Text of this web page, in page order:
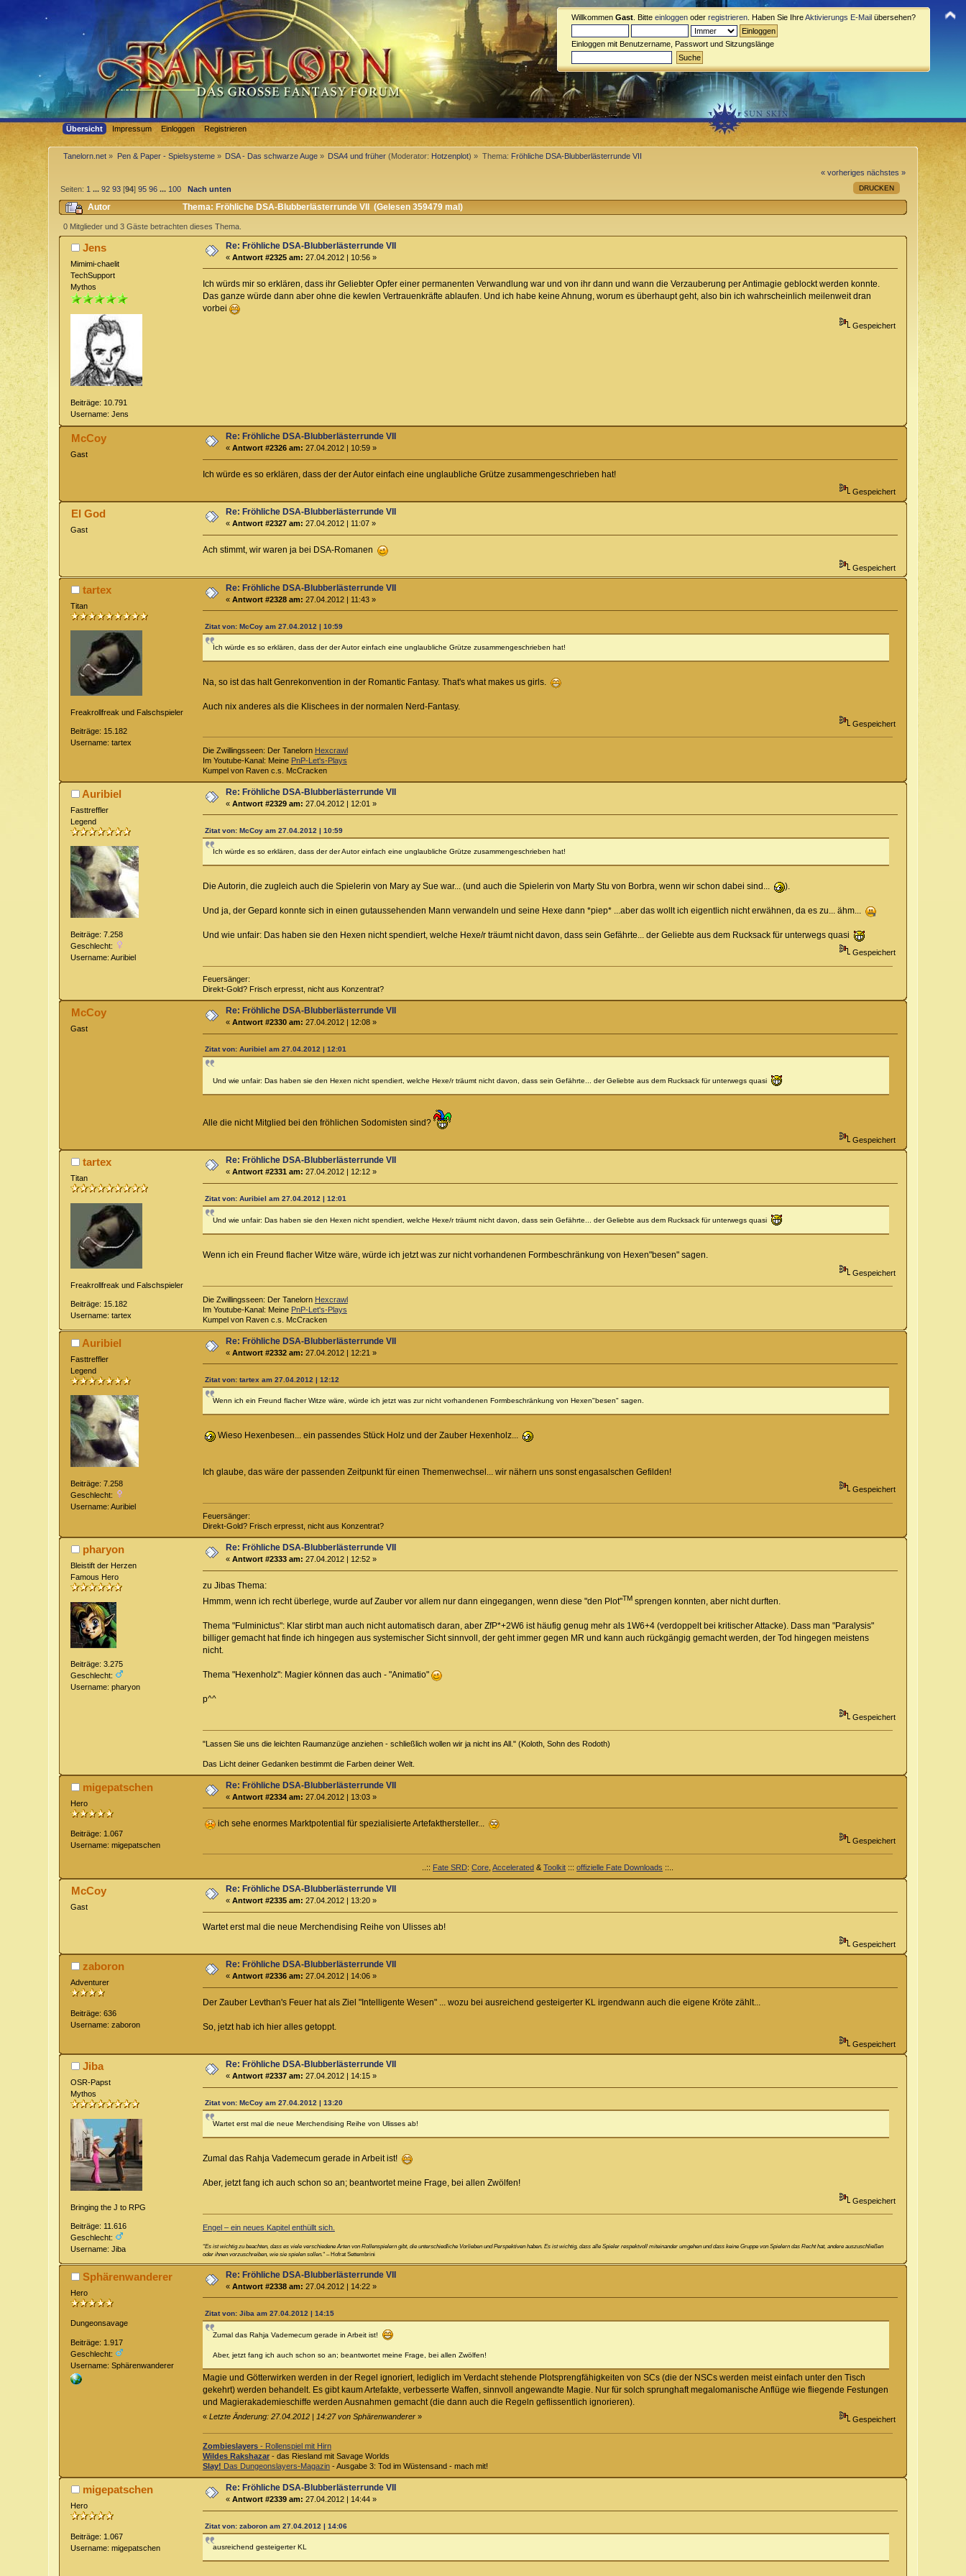
Willkommen Gast . Bitte einloggen oder registrieren . Haben Sie IhreAktivierungs E-Mail übersehen?
Einloggen mit Benutzername, Passwort und Sitzungslänge
Übersicht Impressum Einloggen Registrieren
Tanelorn.net » Pen & Paper - Spielsysteme» DSA - Das schwarze Auge » DSA4 und früher (Moderator: Hotzenplot) » Thema: Fröhliche DSA-Blubberlästerrunde VII
« vorheriges nächstes »
DRUCKEN
Seiten: 1 ...92 93 [94]95 96 ... 100 Nach unten
Autor Thema: Fröhliche DSA-Blubberlästerrunde VII (Gelesen 359479 mal)
0 Mitglieder und 3 Gäste betrachten dieses Thema.
Jens
Mimimi-chaelit
TechSupport
Mythos
Beiträge: 10.791
Username: Jens
Re: Fröhliche DSA-Blubberlästerrunde VII
«Antwort #2325 am: 27.04.2012 | 10:56 »
Ich würds mir so erklären, dass ihr Geliebter Opfer einer permanenten Verwandlung war und von ihr dann und wann die Verzauberung per Antimagie geblockt werden konnte.
Das ganze würde dann aber ohne die kewlen Vertrauenkräfte ablaufen. Und ich habe keine Ahnung, worum es überhaupt geht, also bin ich wahrscheinlich meilenweit dran
vorbei
Gespeichert
McCoy
Gast
Re: Fröhliche DSA-Blubberlästerrunde VII
«Antwort #2326 am: 27.04.2012 | 10:59 »
Ich würde es so erklären, dass der der Autor einfach eine unglaubliche Grütze zusammengeschrieben hat!
Gespeichert
El God
Gast
Re: Fröhliche DSA-Blubberlästerrunde VII
«Antwort #2327 am: 27.04.2012 | 11:07 »
Ach stimmt, wir waren ja bei DSA-Romanen
Gespeichert
tartex
Titan
Freakrollfreak und Falschspieler
Beiträge: 15.182
Username: tartex
Re: Fröhliche DSA-Blubberlästerrunde VII
«Antwort #2328 am: 27.04.2012 | 11:43 »
Zitat von: McCoy am 27.04.2012 | 10:59
Ich würde es so erklären, dass der der Autor einfach eine unglaubliche Grütze zusammengeschrieben hat!
Na, so ist das halt Genrekonvention in der Romantic Fantasy. That's what makes us girls.
Auch nix anderes als die Klischees in der normalen Nerd-Fantasy.
Gespeichert
Die Zwillingsseen: Der Tanelorn Hexcrawl
Im Youtube-Kanal: Meine PnP-Let's-Plays
Kumpel von Raven c.s. McCracken
Auribiel
Fasttreffler
Legend
Beiträge: 7.258
Geschlecht:
Username: Auribiel
Re: Fröhliche DSA-Blubberlästerrunde VII
«Antwort #2329 am: 27.04.2012 | 12:01 »
Zitat von: McCoy am 27.04.2012 | 10:59
Ich würde es so erklären, dass der der Autor einfach eine unglaubliche Grütze zusammengeschrieben hat!
Die Autorin, die zugleich auch die Spielerin von Mary ay Sue war... (und auch die Spielerin von Marty Stu von Borbra, wenn wir schon dabei sind... ).
Und ja, der Gepard konnte sich in einen gutaussehenden Mann verwandeln und seine Hexe dann *piep* ...aber das wollt ich eigentlich nicht erwähnen, da es zu... ähm...
Und wie unfair: Das haben sie den Hexen nicht spendiert, welche Hexe/r träumt nicht davon, dass sein Gefährte... der Geliebte aus dem Rucksack für unterwegs quasi
Gespeichert
Feuersänger:
Direkt-Gold? Frisch erpresst, nicht aus Konzentrat?
McCoy
Gast
Re: Fröhliche DSA-Blubberlästerrunde VII
«Antwort #2330 am: 27.04.2012 | 12:08 »
Zitat von: Auribiel am 27.04.2012 | 12:01
Und wie unfair: Das haben sie den Hexen nicht spendiert, welche Hexe/r träumt nicht davon, dass sein Gefährte... der Geliebte aus dem Rucksack für unterwegs quasi
Alle die nicht Mitglied bei den fröhlichen Sodomisten sind?
Gespeichert
tartex
Titan
Freakrollfreak und Falschspieler
Beiträge: 15.182
Username: tartex
Re: Fröhliche DSA-Blubberlästerrunde VII
«Antwort #2331 am: 27.04.2012 | 12:12 »
Zitat von: Auribiel am 27.04.2012 | 12:01
Und wie unfair: Das haben sie den Hexen nicht spendiert, welche Hexe/r träumt nicht davon, dass sein Gefährte... der Geliebte aus dem Rucksack für unterwegs quasi
Wenn ich ein Freund flacher Witze wäre, würde ich jetzt was zur nicht vorhandenen Formbeschränkung von Hexen"besen" sagen.
Gespeichert
Die Zwillingsseen: Der Tanelorn Hexcrawl
Im Youtube-Kanal: Meine PnP-Let's-Plays
Kumpel von Raven c.s. McCracken
Auribiel
Fasttreffler
Legend
Beiträge: 7.258
Geschlecht:
Username: Auribiel
Re: Fröhliche DSA-Blubberlästerrunde VII
«Antwort #2332 am: 27.04.2012 | 12:21 »
Zitat von: tartex am 27.04.2012 | 12:12
Wenn ich ein Freund flacher Witze wäre, würde ich jetzt was zur nicht vorhandenen Formbeschränkung von Hexen"besen" sagen.
Wieso Hexenbesen... ein passendes Stück Holz und der Zauber Hexenholz...
Ich glaube, das wäre der passenden Zeitpunkt für einen Themenwechsel... wir nähern uns sonst engasalschen Gefilden!
Gespeichert
Feuersänger:
Direkt-Gold? Frisch erpresst, nicht aus Konzentrat?
pharyon
Bleistift der Herzen
Famous Hero
Beiträge: 3.275
Geschlecht:
Username: pharyon
Re: Fröhliche DSA-Blubberlästerrunde VII
«Antwort #2333 am: 27.04.2012 | 12:52 »
zu Jibas Thema:
Hmmm, wenn ich recht überlege, wurde auf Zauber vor allem nur dann eingegangen, wenn diese "den Plot"TMsprengen konnten, aber nicht durften.
Thema "Fulminictus": Klar stirbt man auch nicht automatisch daran, aber ZfP*+2W6 ist häufig genug mehr als 1W6+4 (verdoppelt bei kritischer Attacke). Dass man "Paralysis"
billiger gemacht hat finde ich hingegen aus systemischer Sicht sinnvoll, der geht immer gegen MR und kann auch rückgängig gemacht werden, der Tod hingegen meistens
nicht.
Thema "Hexenholz": Magier können das auch - "Animatio"
p^^
Gespeichert
"Lassen Sie uns die leichten Raumanzüge anziehen - schließlich wollen wir ja nicht ins All." (Koloth, Sohn des Rodoth)
Das Licht deiner Gedanken bestimmt die Farben deiner Welt.
migepatschen
Hero
Beiträge: 1.067
Username: migepatschen
Re: Fröhliche DSA-Blubberlästerrunde VII
«Antwort #2334 am: 27.04.2012 | 13:03 »
ich sehe enormes Marktpotential für spezialisierte Artefakthersteller...
Gespeichert
..:: Fate SRD:Core ,Accelerated &Toolkit :::offizielle Fate Downloads ::..
McCoy
Gast
Re: Fröhliche DSA-Blubberlästerrunde VII
«Antwort #2335 am: 27.04.2012 | 13:20 »
Wartet erst mal die neue Merchendising Reihe von Ulisses ab!
Gespeichert
zaboron
Adventurer
Beiträge: 636
Username: zaboron
Re: Fröhliche DSA-Blubberlästerrunde VII
«Antwort #2336 am: 27.04.2012 | 14:06 »
Der Zauber Levthan's Feuer hat als Ziel "Intelligente Wesen" ... wozu bei ausreichend gesteigerter KL irgendwann auch die eigene Kröte zählt...
So, jetzt hab ich hier alles getoppt.
Gespeichert
Jiba
OSR-Papst
Mythos
Bringing the J to RPG
Beiträge: 11.616
Geschlecht:
Username: Jiba
Re: Fröhliche DSA-Blubberlästerrunde VII
«Antwort #2337 am: 27.04.2012 | 14:15 »
Zitat von: McCoy am 27.04.2012 | 13:20
Wartet erst mal die neue Merchendising Reihe von Ulisses ab!
Zumal das Rahja Vademecum gerade in Arbeit ist!
Aber, jetzt fang ich auch schon so an; beantwortet meine Frage, bei allen Zwölfen!
Gespeichert
Engel – ein neues Kapitel enthüllt sich.
“Es ist wichtig zu beachten, dass es viele verschiedene Arten von Rollenspielern gibt, die unterschiedliche Vorlieben und Perspektiven haben. Es ist wichtig, dass alle Spieler respektvoll miteinander umgehen und dass keine Gruppe von Spielern das Recht hat, andere auszuschließen
oder ihnen vorzuschreiben, wie sie spielen sollen.“– Hofrat Settembrini
Sphärenwanderer
Hero
Dungeonsavage
Beiträge: 1.917
Geschlecht:
Username: Sphärenwanderer
Re: Fröhliche DSA-Blubberlästerrunde VII
«Antwort #2338 am: 27.04.2012 | 14:22 »
Zitat von: Jiba am 27.04.2012 | 14:15
Zumal das Rahja Vademecum gerade in Arbeit ist!
Aber, jetzt fang ich auch schon so an; beantwortet meine Frage, bei allen Zwölfen!
Magie und Götterwirken werden in der Regel ignoriert, lediglich im Verdacht stehende Plotsprengfähigkeiten von SCs (die der NSCs werden meist einfach unter den Tisch
gekehrt) werden behandelt. Es gibt kaum Artefakte, verbesserte Waffen, sinnvoll angewandte Magie. Nur für solch sprunghaft megalomanische Anflüge wie fliegende Festungen
und Magierakademieschiffe werden Ausnahmen gemacht (die dann auch die Regeln geflissentlich ignorieren).
« Letzte Änderung: 27.04.2012 | 14:27 von Sphärenwanderer» Gespeichert
Zombieslayers- Rollenspiel mit Hirn
Wildes Rakshazar- das Riesland mit Savage Worlds
Slay! Das Dungeonslayers-Magazin- Ausgabe 3: Tod im Wüstensand - mach mit!
migepatschen
Hero
Beiträge: 1.067
Username: migepatschen
Re: Fröhliche DSA-Blubberlästerrunde VII
«Antwort #2339 am: 27.04.2012 | 14:44 »
Zitat von: zaboron am 27.04.2012 | 14:06
ausreichend gesteigerter KL